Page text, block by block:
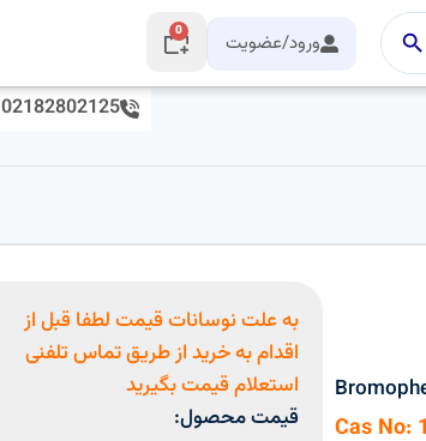
ورود/عضویت 0
02182802125
Cas No:
به علت نوسانات قیمت لطفا قبل از
اقدام به خرید از طریق تماس تلفنی
استعلام قیمت بگیرید
قیمت محصول: